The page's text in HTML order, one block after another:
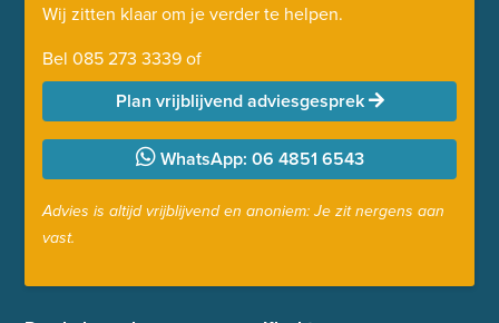
Wij zitten klaar om je verder te helpen.
Bel 085 273 3339of
Plan vrijblijvend adviesgesprek
WhatsApp: 06 4851 6543
Advies is altijd vrijblijvend en anoniem: Je zit nergens aan
vast.